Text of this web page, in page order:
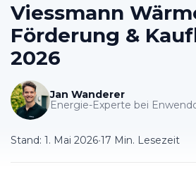
Viessmann
Förderung &
2026
Jan Wanderer
Energie-Experte bei
Stand: 1. Mai 2026•17 Min. Lesezeit